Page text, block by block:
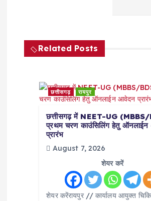
g
Related Posts
छत्तीसगढ़ रायपुर
छत्तीसगढ़ में NEET-UG
प्रथम चरण काउंसिलिंग हेतु
प्रारंभ
August 7, 2026
शेयर करें
शेयर करेंरायपुर // कार्यालय आयुक्त